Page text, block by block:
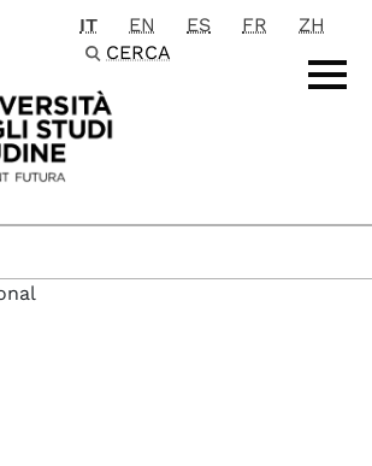
principale
IT EN ES FR
ZH
CERCA
per candidati non europei richiedenti visto per